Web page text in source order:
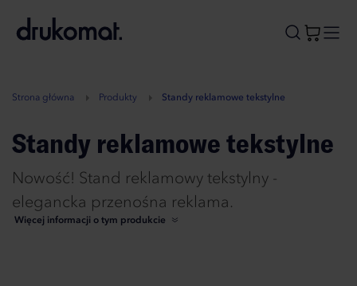
A
Strona główna Produkty Standy reklamowe tekstylne
Standy reklamowe tekstylne
Nowość! Stand reklamowy tekstylny -
elegancka przenośna reklama.
Więcej informacji o tym produkcie